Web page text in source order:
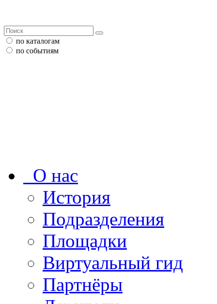
по каталогам
по событиям
О нас
История
Подразделения
Площадки
Виртуальный гид
Партнёры